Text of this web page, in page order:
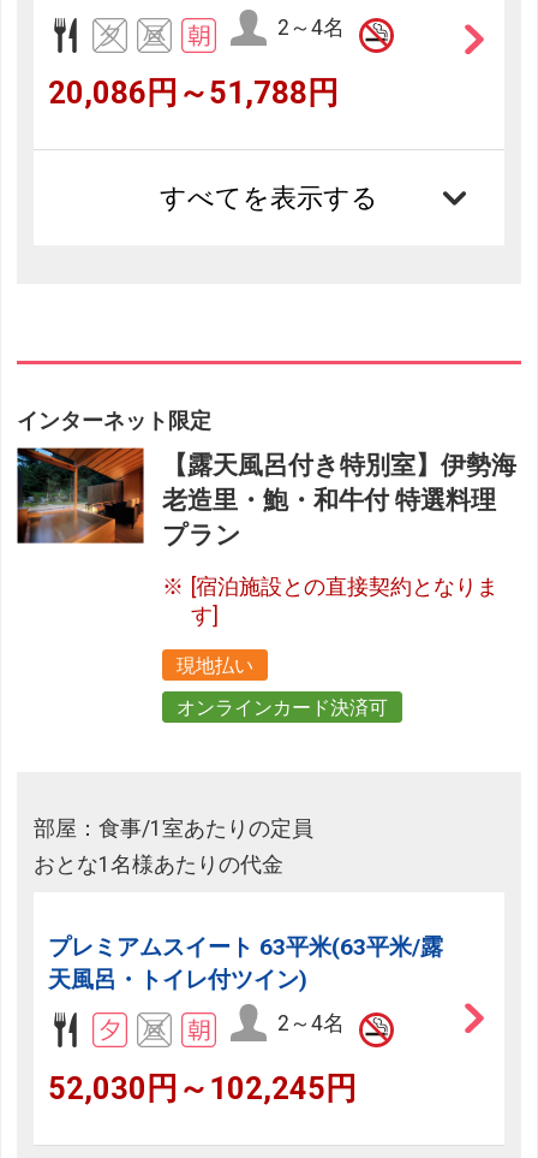
2～4名
20,086円～51,788円
すべてを表示する
インターネット限定
【露天風呂付き特別室】伊勢海
老造里・鮑・和牛付 特選料理
プラン
[宿泊施設との直接契約となりま
す]
現地払い
オンラインカード決済可
部屋：食事/1室あたりの定員
おとな1名様あたりの代金
プレミアムスイート 63平米(63平米/露
天風呂・トイレ付ツイン)
2～4名
52,030円～102,245円